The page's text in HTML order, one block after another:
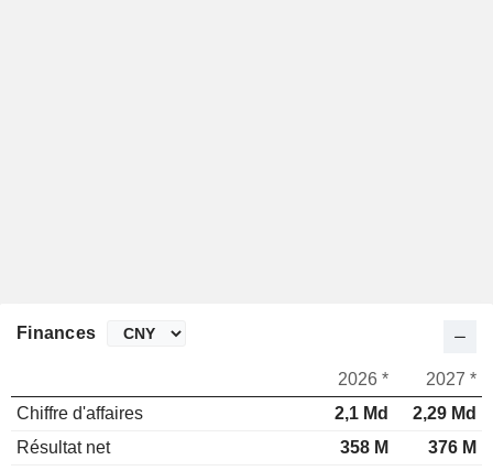
Finances
2026 *
2027 *
Chiffre d'affaires
2,1 Md
2,29 Md
Résultat net
358 M
376 M